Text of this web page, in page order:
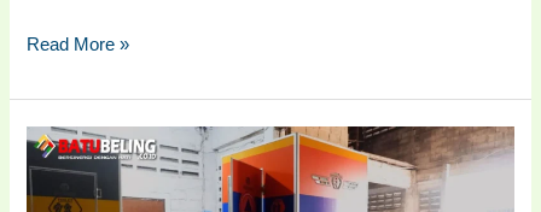
Read More »
Jual
Toilet
Portable